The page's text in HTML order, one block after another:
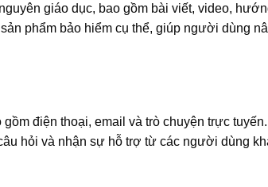
giáo dục, bao gồm bài viết, video,
phẩm bảo hiểm cụ thể, giúp người dùng
điện thoại, email và trò chuyện trực
hỏi và nhận sự hỗ trợ từ các người dùng